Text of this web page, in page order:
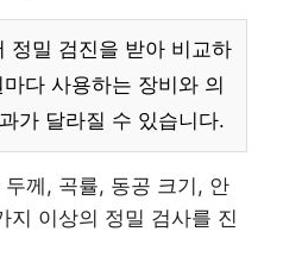
정밀 검진을 받아 비교하
다 사용하는 장비와 의
가 달라질 수 있습니다.
께, 곡률, 동공 크기, 안
지 이상의 정밀 검사를 진